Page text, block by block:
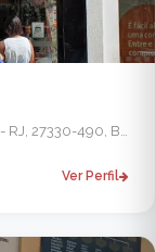
R. Monsenhor Costa, 34 - Centro, Barra Mansa - RJ, 27330-490, Brasil
Ver Perfil